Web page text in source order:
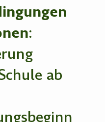
:
ab